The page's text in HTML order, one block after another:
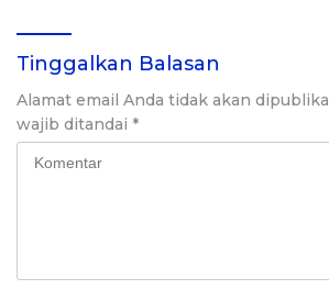
Tinggalkan Balasan
Alamat email Anda tidak akan
wajib ditandai *